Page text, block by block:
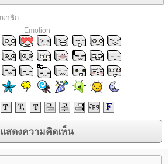
มาชิก
Emotion